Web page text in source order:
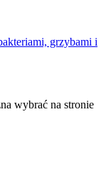
grzybami i
wybrać na stronie